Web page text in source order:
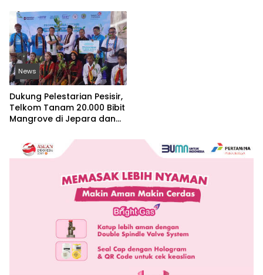
Berkelanjutan
News
Dukung Pelestarian Pesisir,
Telkom Tanam 20.000 Bibit
Mangrove di Jepara dan